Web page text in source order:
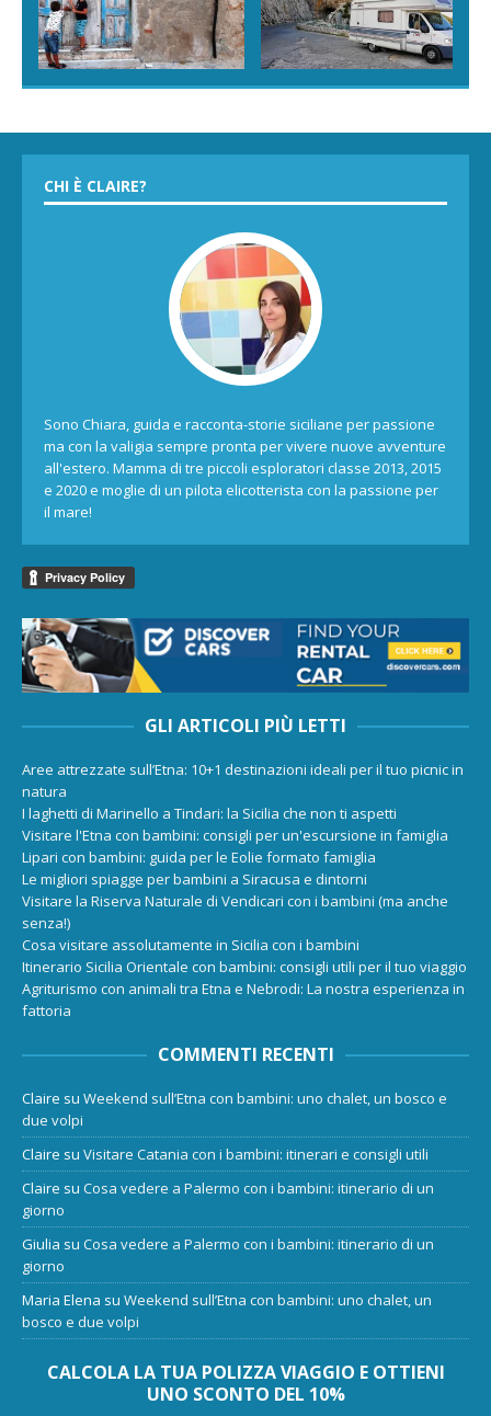
CHI È CLAIRE?
Sono Chiara, guida e racconta-storie siciliane per passione
ma con la valigia sempre pronta per vivere nuove avventure
all'estero. Mamma di tre piccoli esploratori classe 2013, 2015
e 2020 e moglie di un pilota elicotterista con la passione per
il mare!
GLI ARTICOLI PIÙ LETTI
Aree attrezzate sull’Etna: 10+1 destinazioni ideali per il tuo picnic in
natura
I laghetti di Marinello a Tindari: la Sicilia che non ti aspetti
Visitare l'Etna con bambini: consigli per un'escursione in famiglia
Lipari con bambini: guida per le Eolie formato famiglia
Le migliori spiagge per bambini a Siracusa e dintorni
Visitare la Riserva Naturale di Vendicari con i bambini (ma anche
senza!)
Cosa visitare assolutamente in Sicilia con i bambini
Itinerario Sicilia Orientale con bambini: consigli utili per il tuo viaggio
Agriturismo con animali tra Etna e Nebrodi: La nostra esperienza in
fattoria
COMMENTI RECENTI
Claire su Weekend sull’Etna con bambini: uno chalet, un bosco e
due volpi
Claire su Visitare Catania con i bambini: itinerari e consigli utili
Claire su Cosa vedere a Palermo con i bambini: itinerario di un
giorno
Giulia su Cosa vedere a Palermo con i bambini: itinerario di un
giorno
Maria Elena su Weekend sull’Etna con bambini: uno chalet, un
bosco e due volpi
CALCOLA LA TUA POLIZZA VIAGGIO E OTTIENI
UNO SCONTO DEL 10%